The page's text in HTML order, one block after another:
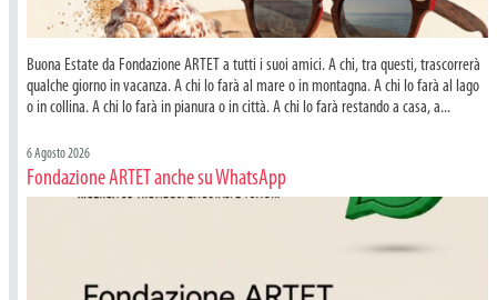
Buona Estate da Fondazione ARTET a tutti i suoi amici. A chi, tra questi, trascorrerà
qualche giorno in vacanza. A chi lo farà al mare o in montagna. A chi lo farà al lago
o in collina. A chi lo farà in pianura o in città. A chi lo farà restando a casa, a...
6 Agosto 2026
Fondazione ARTET anche su WhatsApp